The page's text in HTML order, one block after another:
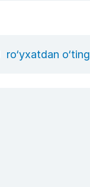
ro‘yxatdan o‘ting